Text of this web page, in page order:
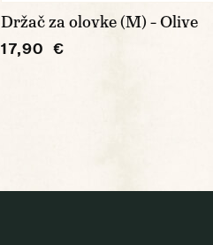
Držač za olovke (M) – Olive
17,90 €